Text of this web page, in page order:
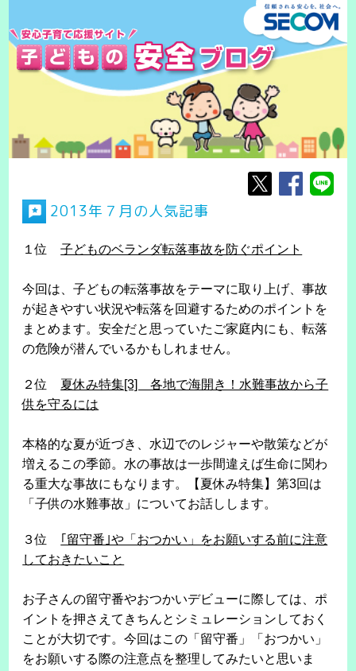
2013年７月の人気記事
１位子どものベランダ転落事故を防ぐポイント
今回は、子どもの転落事故をテーマに取り上げ、事故
が起きやすい状況や転落を回避するためのポイントを
まとめます。安全だと思っていたご家庭内にも、転落
の危険が潜んでいるかもしれません。
２位 夏休み特集[3] 各地で海開き！水難事故から子
供を守るには
本格的な夏が近づき、水辺でのレジャーや散策などが
増えるこの季節。水の事故は一歩間違えば生命に関わ
る重大な事故にもなります。【夏休み特集】第3回は
「子供の水難事故」についてお話しします。
３位
｢留守番｣や「おつかい」をお願いする前に注意
しておきたいこと
お子さんの留守番やおつかいデビューに際しては、ポ
イントを押さえてきちんとシミュレーションしておく
ことが大切です。今回はこの「留守番」「おつかい」
をお願いする際の注意点を整理してみたいと思いま